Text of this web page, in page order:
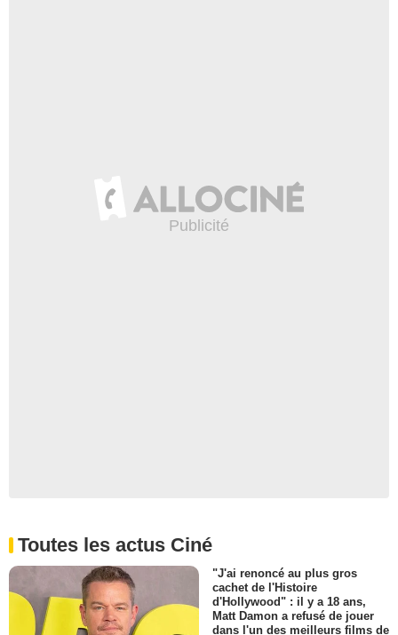
Toutes les actus Ciné
"J'ai renoncé au plus gros
cachet de l'Histoire
d'Hollywood" : il y a 18 ans,
Matt Damon a refusé de jouer
dans l'un des meilleurs films de